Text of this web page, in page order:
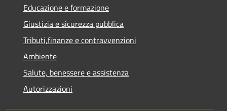
Educazione e formazione
Giustizia e sicurezza pubblica
Tributi,finanze e contravvenzioni
Ambiente
Salute, benessere e assistenza
Autorizzazioni